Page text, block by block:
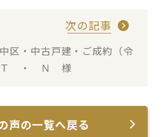
次の記事
区・中古戸建・ご成約（令
Ｔ ・ Ｎ 様
声の一覧へ戻る